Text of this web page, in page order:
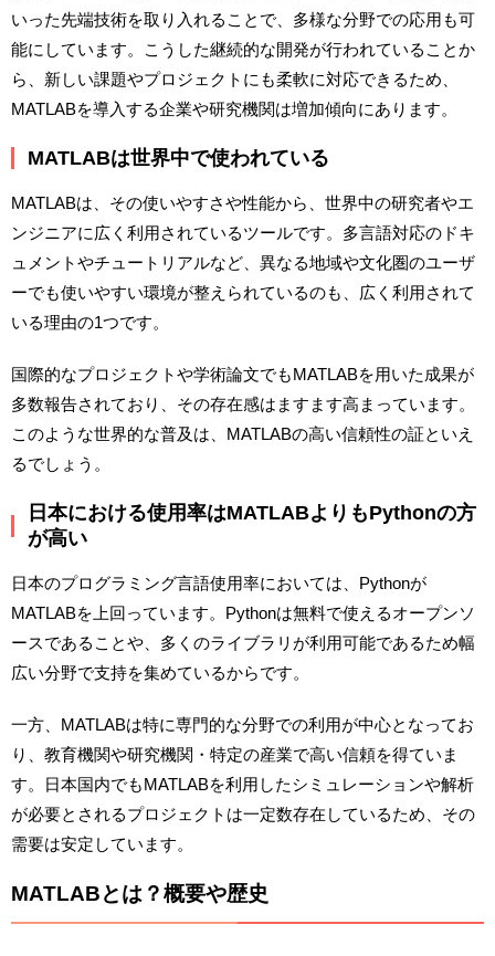
いった先端技術を取り入れることで、多様な分野での応用も可
能にしています。こうした継続的な開発が行われていることか
ら、新しい課題やプロジェクトにも柔軟に対応できるため、
MATLABを導入する企業や研究機関は増加傾向にあります。
MATLABは世界中で使われている
MATLABは、その使いやすさや性能から、世界中の研究者やエ
ンジニアに広く利用されているツールです。多言語対応のドキ
ュメントやチュートリアルなど、異なる地域や文化圏のユーザ
ーでも使いやすい環境が整えられているのも、広く利用されて
いる理由の1つです。
国際的なプロジェクトや学術論文でもMATLABを用いた成果が
多数報告されており、その存在感はますます高まっています。
このような世界的な普及は、MATLABの高い信頼性の証といえ
るでしょう。
日本における使用率はMATLABよりもPythonの方
が高い
日本のプログラミング言語使用率においては、Pythonが
MATLABを上回っています。Pythonは無料で使えるオープンソ
ースであることや、多くのライブラリが利用可能であるため幅
広い分野で支持を集めているからです。
一方、MATLABは特に専門的な分野での利用が中心となってお
り、教育機関や研究機関・特定の産業で高い信頼を得ていま
す。日本国内でもMATLABを利用したシミュレーションや解析
が必要とされるプロジェクトは一定数存在しているため、その
需要は安定しています。
MATLABとは？概要や歴史